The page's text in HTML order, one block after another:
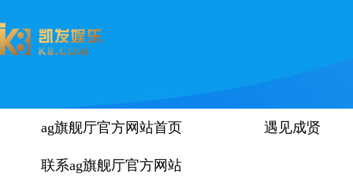
ag旗舰厅官方网站首页 遇见成贤
联系ag旗舰厅官方网站